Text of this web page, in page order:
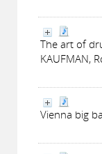
The art of
KAUFMAN,
Vienna big